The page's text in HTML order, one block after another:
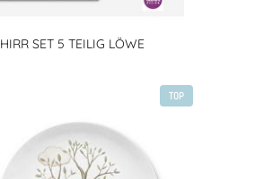
SET 5 TEILIG LÖWE
TOP